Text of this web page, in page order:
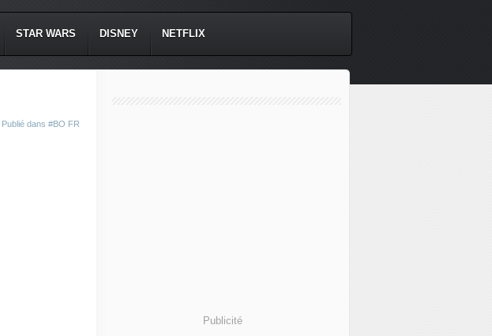
STAR WARS DISNEY NETFLIX
Publié dans #BO FR
Publicité